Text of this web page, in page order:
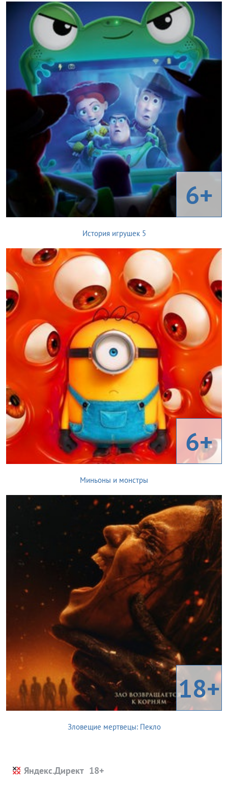
6+
История игрушек 5
6+
Миньоны и монстры
18+
Зловещие мертвецы: Пекло
Яндекс.Директ